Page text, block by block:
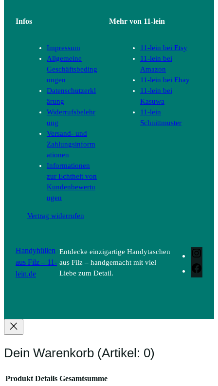
Infos
Impressum
Allgemeine
Geschäftsbeding
ungen
Datenschutzerkl
ärung
Widerrufsbelehr
ung
Versand- und
Zahlungsinform
ationen
Informationen
zur Echtheit von
Kundenbewertu
ngen
Vertrag widerrufen
Mehr von 11-lein
11-lein bei Etsy
11-lein bei
Amazon
11-lein bei Ebay
11-lein bei
Kasuwa
11-lein
Schnittmuster
Handyhüllen
aus Filz – 11-
lein.de
Entdecke einzigartige Handytaschen
aus Filz – handgemacht mit viel
Liebe zum Detail.
Dein Warenkorb (Artikel: 0)
Produkt Details Gesamtsumme